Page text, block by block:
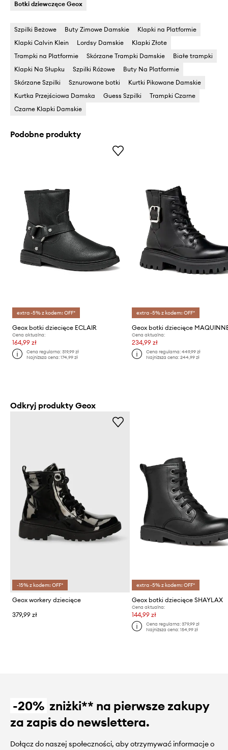
Botki dziewczęce Geox
Szpilki Beżowe Buty Zimowe Damskie
Klapki na Platformie
Klapki Calvin Klein
Lordsy Damskie
Klapki Złote
Trampki na Platformie
Skórzane Trampki Damskie
Białe trampki
Klapki Na Słupku
Szpilki Różowe
Buty Na Platformie
Skórzane Szpilki
Sznurowane botki
Kurtki Pikowane Damskie
Kurtka Przejściowa Damska
Guess Szpilki
Trampki Czarne
Czarne Klapki Damskie
Podobne produkty
extra -5% z kodem: OFF*
Geox botki dziecięce ECLAIR
Cena aktualna:
164,99 zł
Cena regularna:319,99 zł
Najniższa cena:174,99 zł
extra -5% z kodem: OFF*
Geox botki dziecięce
Cena aktualna:
234,99 zł
Cena regularna: 449,99 zł
Najniższa cena: 244,99 zł
Odkryj produkty Geox
-15% z kodem: OFF*
Geox workery dziecięce
379,99 zł
extra -5% z kodem: OFF*
Geox botki dziecięce SHAYLAX
Cena aktualna:
144,99 zł
Cena regularna: 379,99 zł
Najniższa cena: 154,99 zł
-20% zniżki** na pierwsze zakupy
za zapis do newslettera.
Dołącz do naszej społeczności, aby otrzymywać informacje o